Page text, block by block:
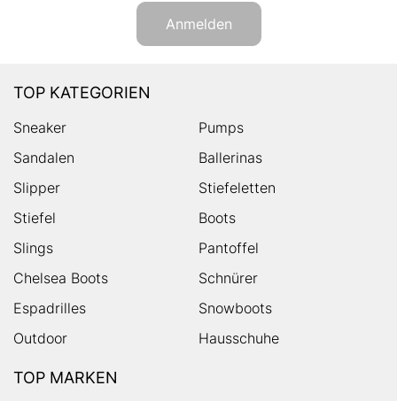
Anmelden
TOP KATEGORIEN
Sneaker
Pumps
Sandalen
Ballerinas
Slipper
Stiefeletten
Stiefel
Boots
Slings
Pantoffel
Chelsea Boots
Schnürer
Espadrilles
Snowboots
Outdoor
Hausschuhe
TOP MARKEN